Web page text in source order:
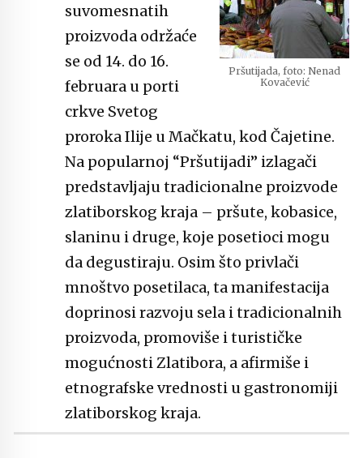
Pršutijada, foto: Nenad
Kovačević
suvomesnatih
proizvoda održaće
se od 14. do 16.
februara u porti
crkve Svetog
proroka Ilije u Mačkatu, kod Čajetine.
Na popularnoj “Pršutijadi” izlagači
predstavljaju tradicionalne proizvode
zlatiborskog kraja – pršute, kobasice,
slaninu i druge, koje posetioci mogu
da degustiraju. Osim što privlači
mnoštvo posetilaca, ta manifestacija
doprinosi razvoju sela i tradicionalnih
proizvoda, promoviše i turističke
mogućnosti Zlatibora, a afirmiše i
etnografske vrednosti u gastronomiji
zlatiborskog kraja.